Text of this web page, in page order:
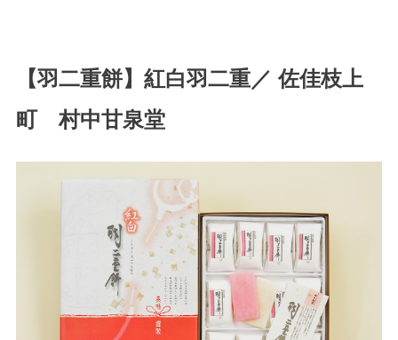
【羽二重餅】紅白羽二重／ 佐佳枝上
町
村中甘泉堂